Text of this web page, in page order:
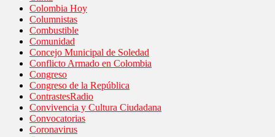
Colombia Hoy
Columnistas
Combustible
Comunidad
Concejo Municipal de Soledad
Conflicto Armado en Colombia
Congreso
Congreso de la República
ContrastesRadio
Convivencia y Cultura Ciudadana
Convocatorias
Coronavirus